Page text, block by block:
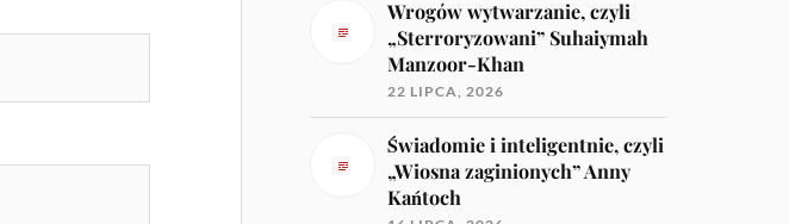
Wrogów wytwarzanie, czyli
„Sterroryzowani” Suhaiymah
Manzoor-Khan
22 LIPCA, 2026
Świadomie i inteligentnie, czyli
„Wiosna zaginionych” Anny
Kańtoch